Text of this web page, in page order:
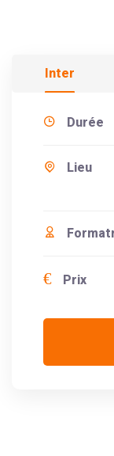
Inter
Durée
Lieu
€ Prix